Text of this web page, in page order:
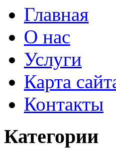
Главная
О нас
Услуги
Карта
Контакты
Категории